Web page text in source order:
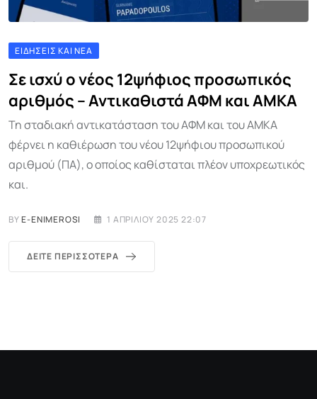
ΕΙΔΉΣΕΙΣ ΚΑΙ ΝΈΑ
Σε ισχύ ο νέος 12ψήφιος προσωπικός
αριθμός – Αντικαθιστά ΑΦΜ και ΑΜΚΑ
Τη σταδιακή αντικατάσταση του ΑΦΜ και του ΑΜΚΑ
φέρνει η καθιέρωση του νέου 12ψήφιου προσωπικού
αριθμού (ΠΑ), ο οποίος καθίσταται πλέον υποχρεωτικός
και.
BYE-ENIMEROSI 1 ΑΠΡΙΛΊΟΥ 2025 22:07
ΔΕΊΤΕ ΠΕΡΙΣΣΌΤΕΡΑ